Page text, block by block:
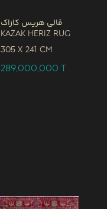
قالی هریس کازاک
Kazak Heriz Rug
305 x 241 CM
289,000,000T